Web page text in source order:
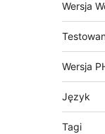
Wersja
Wersja
Język
Tagi